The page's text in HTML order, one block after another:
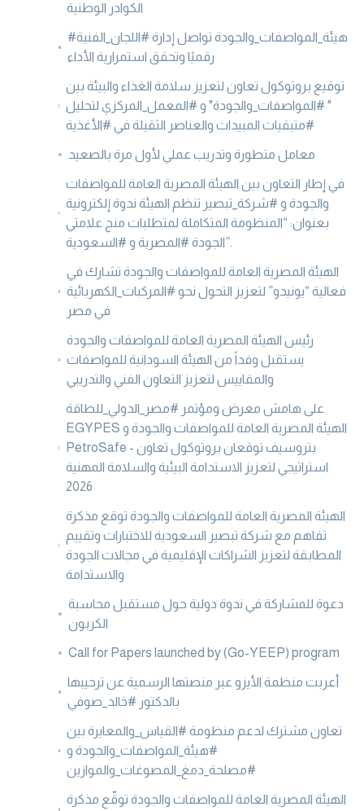
الكوادر الوطنية
#هيئة_المواصفات_والجودة تواصل إدارة #اللجان_الفنية
رقميًا وتحقق استمرارية الأداء
توقيع بروتوكول تعاون لتعزيز سلامة الغذاء والبيئة بين
" #المواصفات_والجودة" و #المعمل_المركزي لتحليل
#متبقيات المبيدات والعناصر الثقيلة في #الأغذية
معامل متطورة وتدريب عملي لأول مرة بالصعيد
في إطار التعاون بين الهيئة المصرية العامة للمواصفات
والجودة و #شركة_تبصير تنظم الهيئة ندوة إلكترونية
بعنوان: “المنظومة المتكاملة لمتطلبات منح علامتي
الجودة #المصرية و #السعودية”.
الهيئة المصرية العامة للمواصفات والجودة تشارك في
فعالية “يونيدو” لتعزيز التحول نحو #المركبات_الكهربائية
في مصر
رئيس الهيئة المصرية العامة للمواصفات والجودة
يستقبل وفداً من الهيئة السودانية للمواصفات
والمقاييس لتعزيز التعاون الفني والتدريبي
على هامش معرض ومؤتمر #مصر_الدولي_للطاقة
EGYPES الهيئة المصرية العامة للمواصفات والجودة و
PetroSafe - بتروسيف توقعان بروتوكول تعاون
استراتيجي لتعزيز الاستدامة البيئية والسلامة المهنية
2026
الهيئة المصرية العامة للمواصفات والجودة توقع مذكرة
تفاهم مع شركة تبصير السعودية للاختبارات وتقييم
المطابقة لتعزيز الشراكات الإقليمية في مجالات الجودة
والاستدامة
دعوة للمشاركة في ندوة دولية حول مستقبل محاسبة
الكربون
Call for Papers launched by (Go-YEEP) program
أعربت منظمة الأيزو عبر منصتها الرسمية عن ترحيبها
بالدكتور #خالد_صوفي
تعاون مشترك لدعم منظومة #القياس_والمعايرة بين
#هيئة_المواصفات_والجودة و
#مصلحة_دمغ_المصوغات_والموازين
الهيئة المصرية العامة للمواصفات والجودة توقّع مذكرة